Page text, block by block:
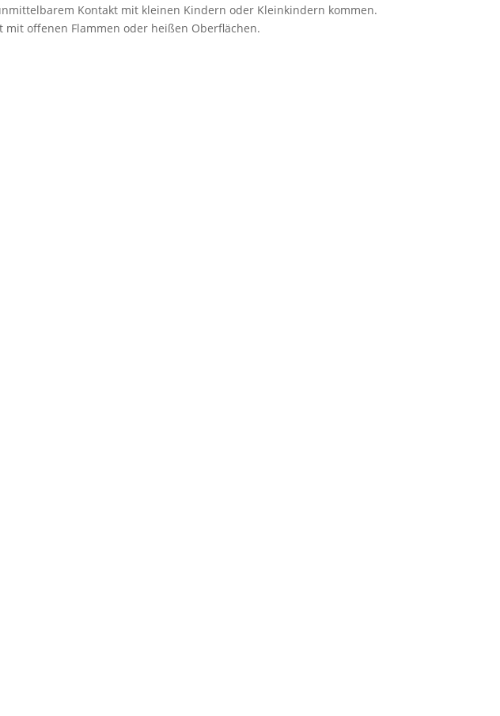
Kontakt mit kleinen Kindern oder Kleinkindern kommen.
offenen Flammen oder heißen Oberflächen.